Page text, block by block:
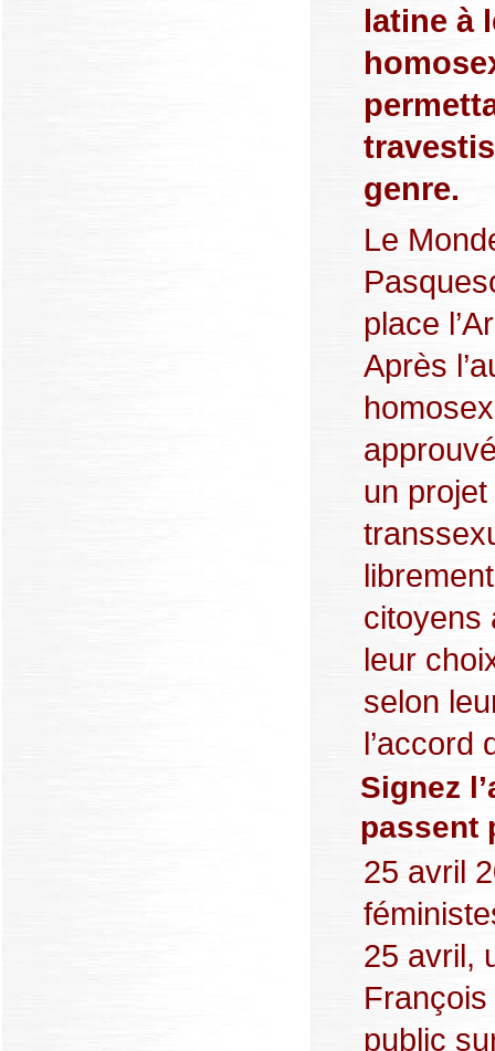
latine à
genre.
Le
place
Après
un
citoyens
leur
selon
l’accord
Signez
passent
25 avril
25 avril,
public